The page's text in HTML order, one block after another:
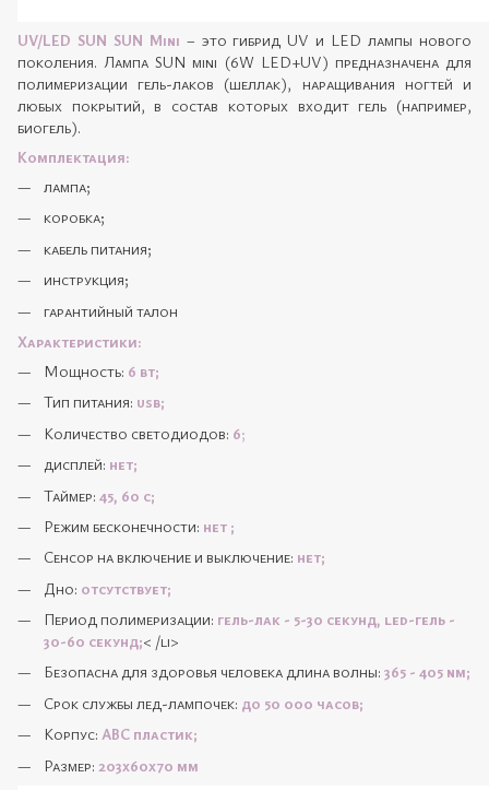
UV/LED SUN SUN Mini – это гибрид UV и LED лампы нового
поколения. Лампа SUN mini (6W LED+UV) предназначена для
полимеризации гель-лаков (шеллак), наращивания ногтей и
любых покрытий, в состав которых входит гель (например,
биогель).
Комплектация:
лампа;
коробка;
кабель питания;
инструкция;
гарантийный талон
Характеристики:
Мощность: 6 вт;
Тип питания: usb;
Количество светодиодов: 6;
дисплей: нет;
Таймер: 45, 60 с;
Режим бесконечности: нет ;
Сенсор на включение и выключение: нет;
Дно: отсутствует;
Период полимеризации: гель-лак - 5-30 секунд, led-гель -
30-60 секунд;< /li>
Безопасна для здоровья человека длина волны: 365 - 405 nm;
Срок службы лед-лампочек: до 50 000 часов;
Корпус: АВС пластик;
Размер: 203х60х70 мм